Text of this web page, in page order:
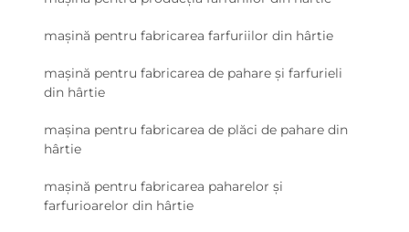
mașină pentru fabricarea farfuriilor din hârtie
mașină pentru fabricarea de pahare și farfurieli
din hârtie
mașina pentru fabricarea de plăci de pahare din
hârtie
mașină pentru fabricarea paharelor și
farfurioarelor din hârtie